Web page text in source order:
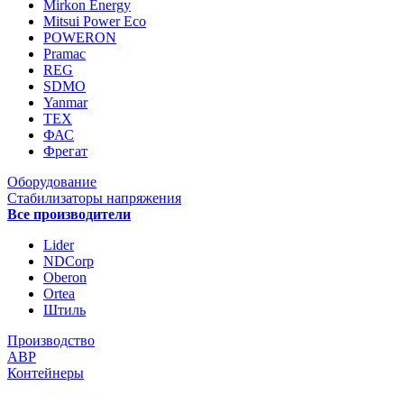
Mirkon Energy
Mitsui Power Eco
POWERON
Pramac
REG
SDMO
Yanmar
ТЕХ
ФАС
Фрегат
Оборудование
Стабилизаторы напряжения
Все производители
Lider
NDCorp
Oberon
Ortea
Штиль
Производство
АВР
Контейнеры